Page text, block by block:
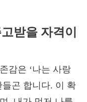
받을 자격이
감은 ‘나는 사랑
들곤 합니다. 이 확